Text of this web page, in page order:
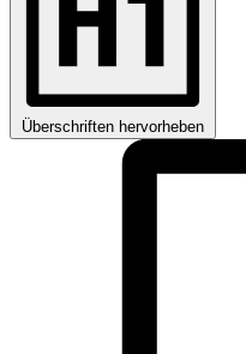
Überschriften hervorheben